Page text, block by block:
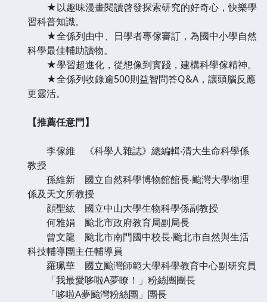
★以趣味漫畫閱讀啓發探索研究的好奇心，快樂學
習科普知識。
★全係列由中、日學者專傢審訂，為國中小學自然
科學最佳輔助讀物。
★學習超進化，從想像到實踐，建構科學傢精神。
★全係列收錄逾500則益智問答Q&A，讓頭腦反應
更靈活。
【推薦任意門】
李傢維 《科學人雜誌》總編輯‧清大生命科學係
教授
孫維新 國立自然科學博物館館長‧颱灣大學物理
係及天文所教授
顔聖紘 國立中山大學生物科學係副教授
何雅娟 颱北市政府教育局副局長
曾文龍 颱北市南門國中校長‧颱北市自然與生活
科技輔導團主任輔導員
羅珮華 國立颱灣師範大學科學教育中心副研究員
「我最愛哆啦A夢瞭！」粉絲團團長
「哆啦A夢颱灣粉絲團」團長